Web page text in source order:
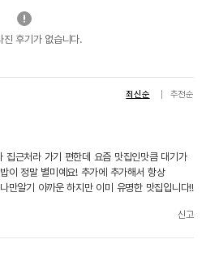
진 후기가 없습니다.
최신순 추천순
집근처라 가기 편한데 요즘 맛집인맛큼 대기가
이 정말 별미예요! 추가에 추가해서 항상
만알기 아까운 하지만 이미 유명한 맛집입니다!!
신고